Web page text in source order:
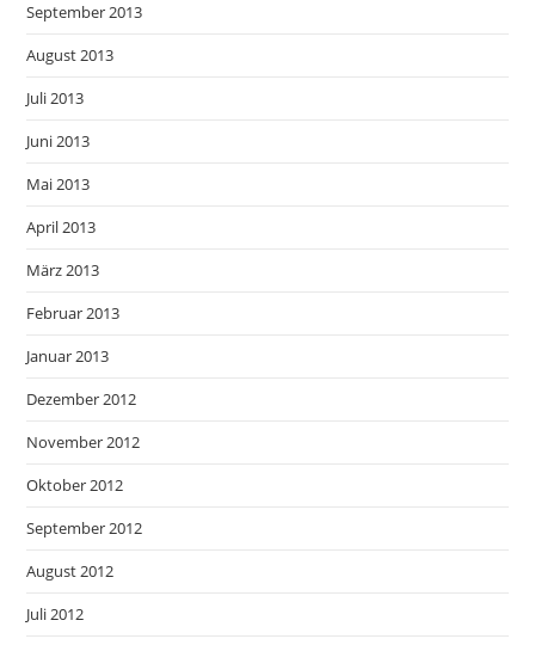
September 2013
August 2013
Juli 2013
Juni 2013
Mai 2013
April 2013
März 2013
Februar 2013
Januar 2013
Dezember 2012
November 2012
Oktober 2012
September 2012
August 2012
Juli 2012